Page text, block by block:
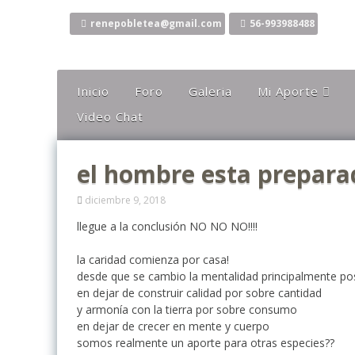
renepobletea@gmail.com 56-993988488
Inicio Foro Galeria Mi Aporte
Comentarios
El Canto Del
Ideas
Sugerencias
Opiniones
Video Chat
el hombre esta
diciembre 9, 2018
llegue a la conclusión NO NO NO!!!!
la caridad comienza por casa!
desde que se cambio la mentalidad principalmente
en dejar de construir calidad por sobre cantidad
y armonía con la tierra por sobre consumo
en dejar de crecer en mente y cuerpo
somos realmente un aporte para otras especies??